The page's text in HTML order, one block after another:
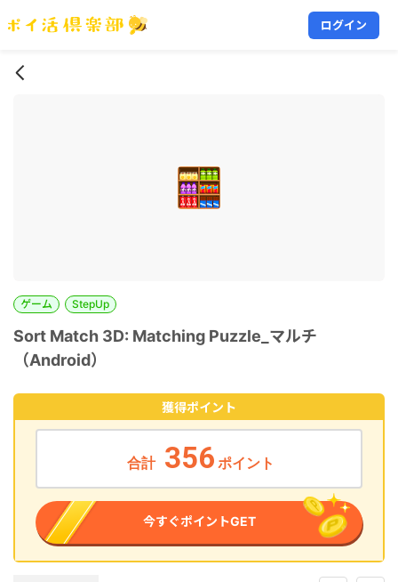
ログイン
ゲーム StepUp
Sort Match 3D: Matching Puzzle_マルチ
（Android）
獲得ポイント
合計 356 ポイント
今すぐポイントGET